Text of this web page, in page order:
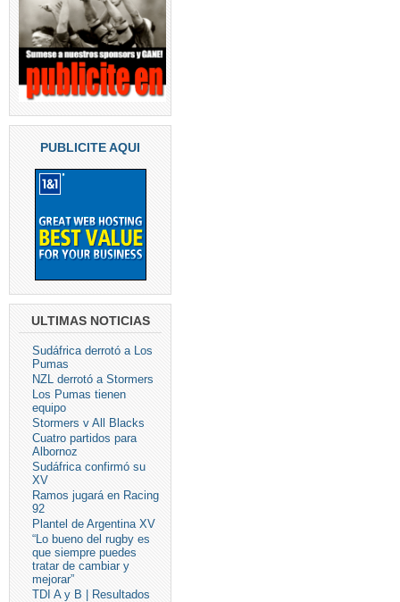
PUBLICITE AQUI
ULTIMAS NOTICIAS
Sudáfrica derrotó a Los
Pumas
NZL derrotó a Stormers
Los Pumas tienen
equipo
Stormers v All Blacks
Cuatro partidos para
Albornoz
Sudáfrica confirmó su
XV
Ramos jugará en Racing
92
Plantel de Argentina XV
“Lo bueno del rugby es
que siempre puedes
tratar de cambiar y
mejorar”
TDI A y B | Resultados